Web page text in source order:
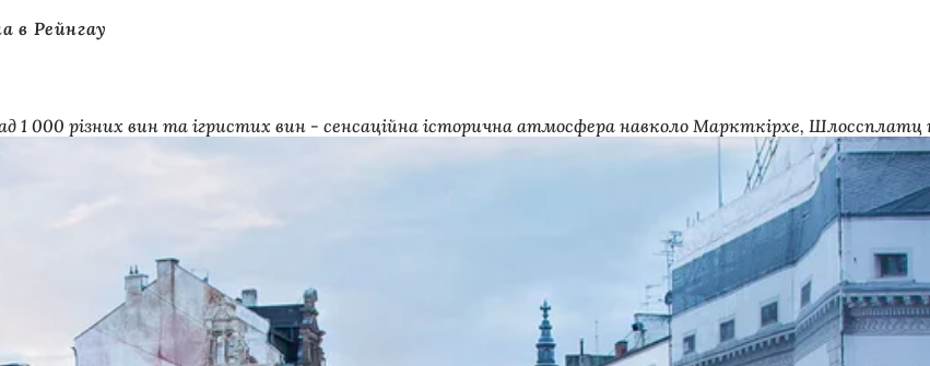
в Рейнгау
1 000 різних вин та ігристих вин - сенсаційна історична атмосфера навколо Маркткірхе, Шлоссплатц